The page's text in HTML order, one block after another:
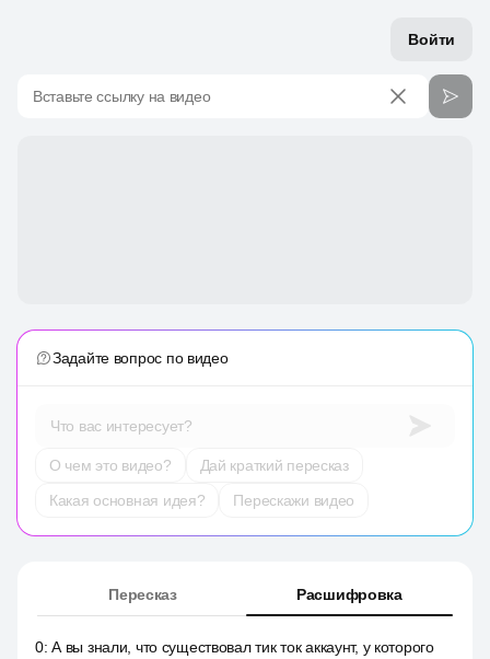
Войти
Вставьте ссылку на видео
Задайте вопрос по видео
Что вас интересует?
О чем это видео?
Дай краткий пересказ
Какая основная идея?
Перескажи видео
Пересказ Расшифровка
0:А вы знали, что существовал тик ток аккаунт, у которого